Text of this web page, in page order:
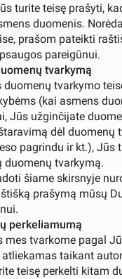
turite teisę prašyti,
duomenis.
prašom pateikti
pareigūnui.
tvarkymą
tvarkymo
(kai asmens
Jūs užginčijate
dėl duomenų
pagrindu ir kt.), Jūs
duomenų tvarkymą.
šiame skirsnyje
prašymą mūsų
perkeliamumą
mes tvarkome pagal
taikant
teisę perkelti kitam